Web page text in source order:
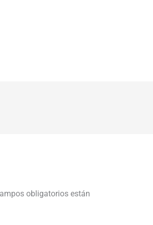
obligatorios están